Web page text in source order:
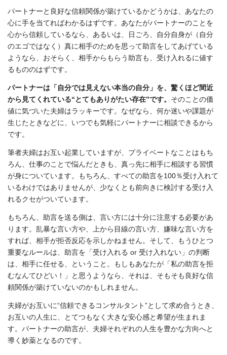
パートナーと良好な信頼関係が築けているかどうかは、あなたの
心に手を当てればわかるはずです。あなたがパートナーのことを
心から信頼しているなら、あるいは、日ごろ、自分自身が（自分
のエゴではなく）真に相手のためを思って助言をしてあげている
ようなら、おそらく、相手からもらう助言も、受け入れるに値す
るもののはずです。
パートナーは「自分では見えない本当の自分」を、驚くほど間近
から見てくれている“とてもありがたい存在”です。 そのことの価
値に気づいた夫婦はラッキーです。なぜなら、何か迷いや課題が
生じたときなどに、いつでも気軽にパートナーに相談できるから
です。
筆者夫婦はお互い起業していますが、プライベートなことはもち
ろん、仕事のことで悩んだときも、真っ先に相手に相談する習慣
が身についています。もちろん、すべての助言を100％受け入れて
いるわけではありませんが、少なくとも前向きに検討する受け入
れるクセがついています。
もちろん、助言を送る側は、言い方には十分に注意する必要があ
ります。乱暴な言い方や、上から目線の言い方、嫌味な言い方を
すれば、相手が拒否反応を示しかねません。そして、もうひとつ
重要なルールは、助言を「受け入れる or 受け入れない」の判断
は、相手に任せる、ということ。もしもあなたが「私の助言を拒
むなんてひどい！」と思うようなら、それは、そもそも良好な信
頼関係が築けていないのかもしれません。
夫婦がお互いに“信頼できるコンサルタント”として求め合うとき、
お互いの人生に、とてつもなく大きな安心感と希望が生まれま
す。パートナーの助言が、夫婦それぞれの人生を豊かな方向へと
導く妙薬となるのです。